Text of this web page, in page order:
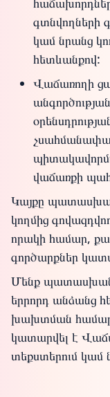
գտնվողների
կամ նրանց
հետևանքով:
Վաճառողի
վաճառքի
Կայքը
կողմից
որակի համար,
գործարքներ
Մենք
երրորդ անձանց
խախտման
կատարվել է
տեքստերում կամ